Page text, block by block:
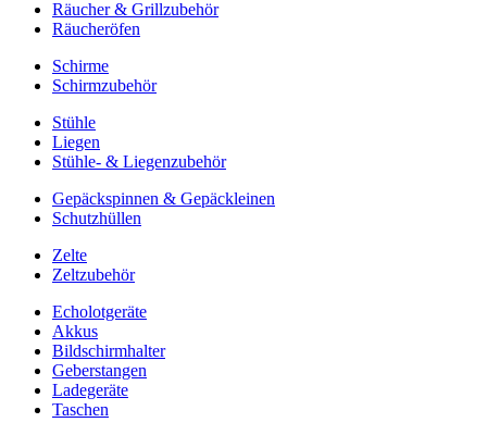
Räucher & Grillzubehör
Räucheröfen
Schirme
Schirmzubehör
Stühle
Liegen
Stühle- & Liegenzubehör
Gepäckspinnen & Gepäckleinen
Schutzhüllen
Zelte
Zeltzubehör
Echolotgeräte
Akkus
Bildschirmhalter
Geberstangen
Ladegeräte
Taschen